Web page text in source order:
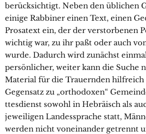
berücksichtigt. Neben den üblichen
einige Rabbiner einen Text, einen
Prosatext ein, der der verstorbenen
wichtig war, zu ihr paßt oder auch
wurde. Dadurch wird zunächst
persönlicher, weiter kann die Suche
Material für die Trauernden hilfreich
Gegensatz zu „orthodoxen“
ttesdienst sowohl in Hebräisch als
jeweiligen Landessprache statt,
werden nicht voneinander getrennt